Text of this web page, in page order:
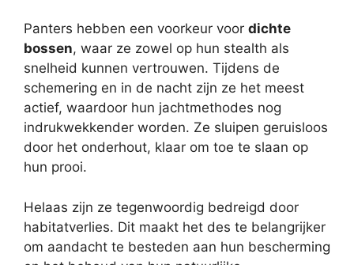
Panters hebben een voorkeur voor dichte
bossen, waar ze zowel op hun stealth als
snelheid kunnen vertrouwen. Tijdens de
schemering en in de nacht zijn ze het meest
actief, waardoor hun jachtmethodes nog
indrukwekkender worden. Ze sluipen geruisloos
door het onderhout, klaar om toe te slaan op
hun prooi.
Helaas zijn ze tegenwoordig bedreigd door
habitatverlies. Dit maakt het des te belangrijker
om aandacht te besteden aan hun bescherming